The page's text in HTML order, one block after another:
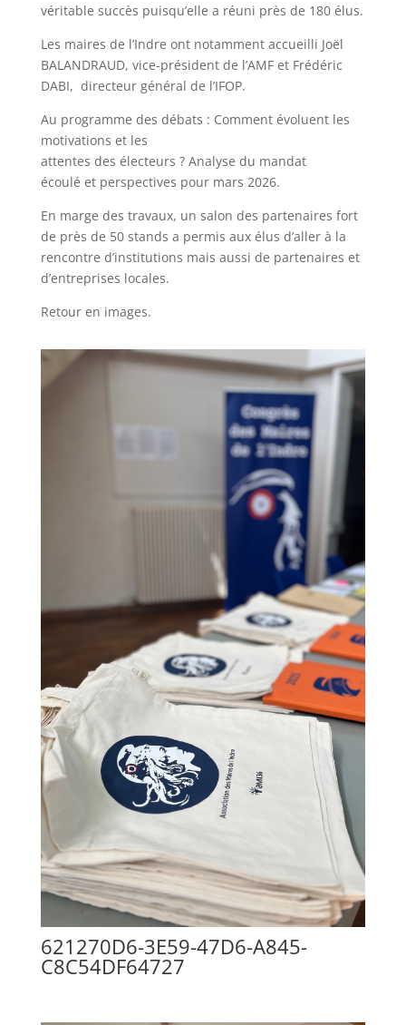
véritable succès puisqu’elle a réuni près de 180 élus.
Les maires de l’Indre ont notamment accueilli Joël
BALANDRAUD, vice-président de l’AMF et Frédéric
DABI, directeur général de l’IFOP.
Au programme des débats : Comment évoluent les
motivations et les
attentes des électeurs ? Analyse du mandat
écoulé et perspectives pour mars 2026.
En marge des travaux, un salon des partenaires fort
de près de 50 stands a permis aux élus d’aller à la
rencontre d’institutions mais aussi de partenaires et
d’entreprises locales.
Retour en images.
621270D6-3E59-47D6-A845-
C8C54DF64727